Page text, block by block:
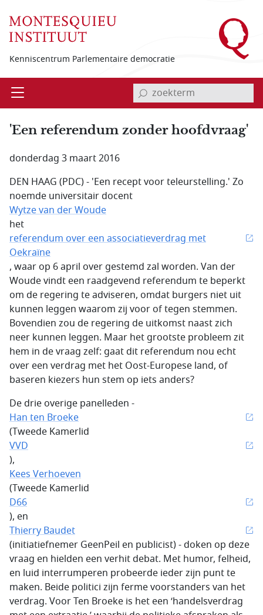
Kenniscentrum Parlementaire democratie
Open invoerveld zoekterm
'Een referendum zonder hoofdvraag'
donderdag 3 maart 2016
DEN HAAG (PDC) - 'Een recept voor teleurstelling.' Zo
noemde universitair docent
Wytze van der Woude
het
referendum over een associatieverdrag met
Oekraïne
, waar op 6 april over gestemd zal worden. Van der
Woude vindt een raadgevend referendum te beperkt
om de regering te adviseren, omdat burgers niet uit
kunnen leggen waarom zij voor of tegen stemmen.
Bovendien zou de regering de uitkomst naast zich
neer kunnen leggen. Maar het grootste probleem zit
hem in de vraag zelf: gaat dit referendum nou echt
over een verdrag met het Oost-Europese land, of
baseren kiezers hun stem op iets anders?
De drie overige panelleden -
Han ten Broeke
(Tweede Kamerlid
VVD
),
Kees Verhoeven
(Tweede Kamerlid
D66
), en
Thierry Baudet
(initiatiefnemer GeenPeil en publicist) - doken op deze
vraag en hielden een verhit debat. Met humor, felheid,
en luid interrumperen probeerde ieder zijn punt te
maken. Beide politici zijn ferme voorstanders van het
verdrag. Voor Ten Broeke is het een ‘handelsverdrag